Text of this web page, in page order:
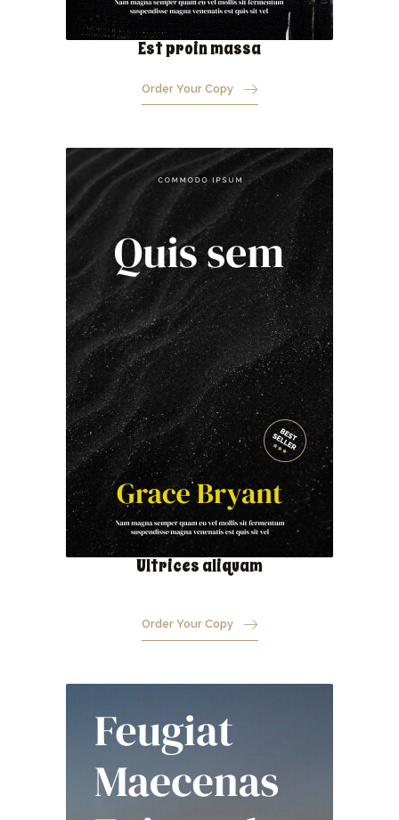
Est proin massa
Order Your Copy
Ultrices aliquam
Order Your Copy